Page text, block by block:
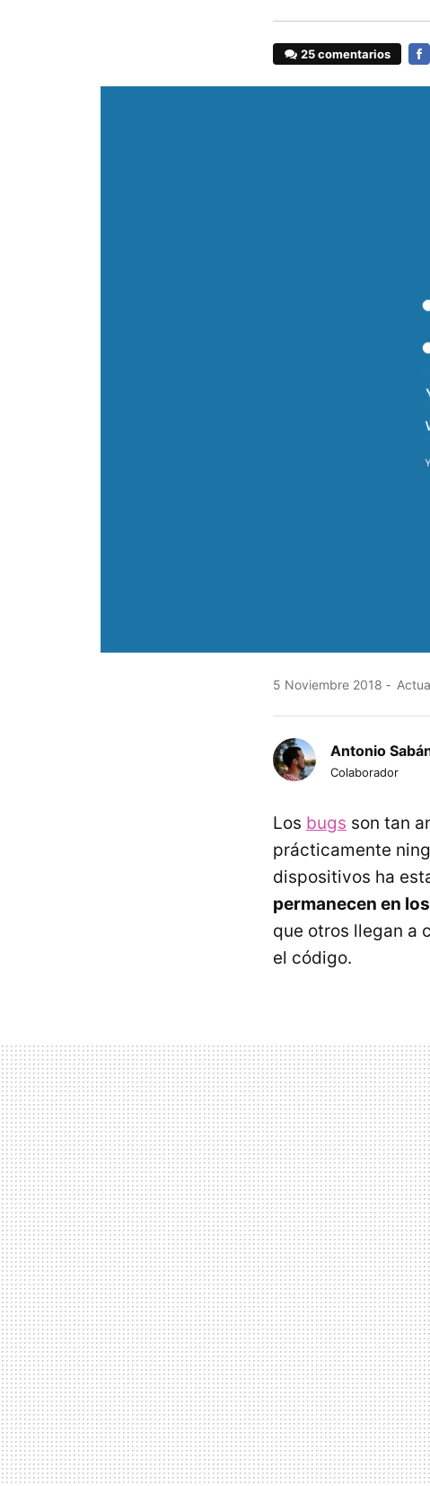
25 comentarios
5 Noviembre 2018
Antonio
Colaborador
Los bugs son tan
prácticamente
dispositivos ha
permanecen en
que otros llegan a
el código.